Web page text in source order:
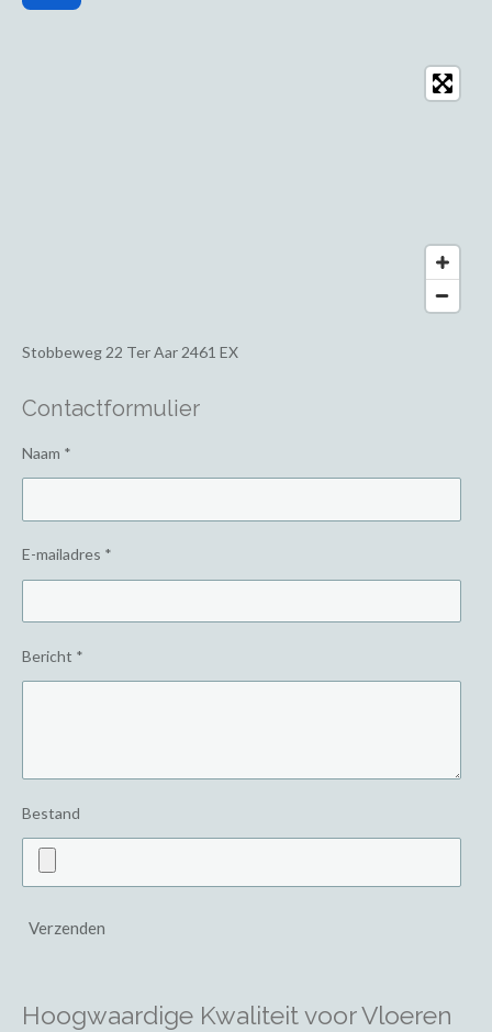
Stobbeweg 22 Ter Aar 2461 EX
Contactformulier
Naam *
E-mailadres *
Bericht *
Bestand
Verzenden
Hoogwaardige Kwaliteit voor Vloeren